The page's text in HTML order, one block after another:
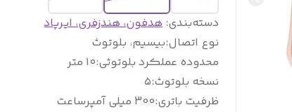
دسته‌بندی:هدفون، هندزفری، ایرپاد
نوع اتصال:بیسیم، بلوتوث
محدوده عملکرد بلوتوثی:۱۰ متر
نسخه بلوتوث:۵
ظرفیت باتری:300 میلی آمپرساعت